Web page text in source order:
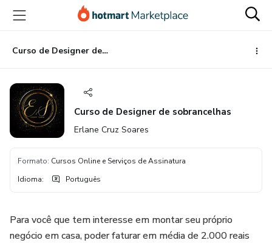
para
conteúdo
principal
para
pagamento
para
rodapé
Curso de Designer de sobrancelhas
Curso de Designer de sobrancelhas
Erlane Cruz Soares
Formato: Cursos Online e Serviços de Assinatura
Idioma: Português
Para você que tem interesse em montar seu próprio
negócio em casa, poder faturar em média de 2.000 reais